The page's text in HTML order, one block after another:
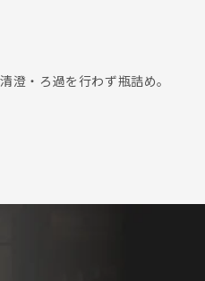
・ろ過を行わず瓶詰め。